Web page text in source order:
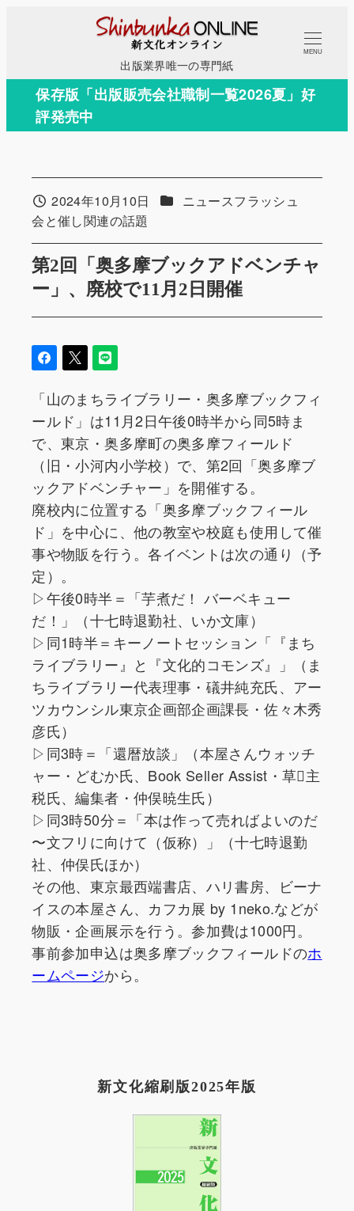
コ
テ
出版業界唯一の専門紙
MENU
保存版「出版販売会社職制一覧2026夏」好
評発売中
第2回「奥多摩ブックアドベンチャ
ー」、廃校で11月2日開催
投稿日2024年10月10日 カテゴリー
ニュースフラッシュ
カテゴリー
会と催し関連の話題
「山のまちライブラリー・奥多摩ブックフィ
ールド」は11月2日午後0時半から同5時ま
で、東京・奥多摩町の奥多摩フィールド
（旧・小河内小学校）で、第2回「奥多摩ブ
ックアドベンチャー」を開催する。
廃校内に位置する「奥多摩ブックフィール
ド」を中心に、他の教室や校庭も使用して催
事や物販を行う。各イベントは次の通り（予
定）。
▷午後0時半＝「芋煮だ！ バーベキュー
だ！」（十七時退勤社、いか文庫）
▷同1時半＝キーノートセッション「『まち
ライブラリー』と『文化的コモンズ』」（ま
ちライブラリー代表理事・礒井純充氏、アー
ツカウンシル東京企画部企画課長・佐々木秀
彦氏）
▷同3時＝「還暦放談」（本屋さんウォッチ
ャー・どむか氏、Book Seller Assist・草主
税氏、編集者・仲俣暁生氏）
▷同3時50分＝「本は作って売ればよいのだ
〜文フリに向けて（仮称）」（十七時退勤
社、仲俣氏ほか）
その他、東京最西端書店、ハリ書房、ビーナ
イスの本屋さん、カフカ展 by 1neko.などが
物販・企画展示を行う。参加費は1000円。
事前参加申込は奥多摩ブックフィールドのホ
ームページから。
新文化縮刷版2025年版